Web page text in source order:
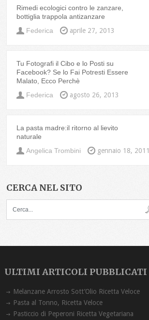
Rimedi ecologici contro le zanzare,
bottiglia trappola antizanzare
Federica
aprile 27, 2013
Tu Fotografi il Cibo e lo Posti su
Facebook? Se lo Fai Potresti Essere
Malato, Ecco Perchè
Federica
agosto 26, 2013
La pasta madre:il ritorno al lievito
naturale
Angelica Trombini
gennaio 18, 2011
CERCA NEL SITO
ULTIMI ARTICOLI PUBBLICATI
Melanzane Arrosto Sott’Olio Ricetta ‏Veloce
Pasta al Tonno, Ricetta Veloce
Pasticcio di Peperoni Ricetta Vegetariana